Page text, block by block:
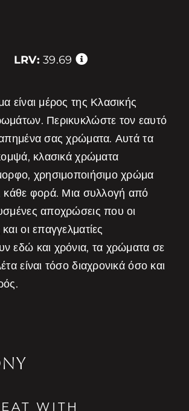
LRV: 39.69
είναι μέρος της Κλασικής
Περικυκλώστε τον εαυτό
σας χρώματα. Αυτά τα
κλασικά χρώματα
χρησιμοποιήσιμο χρώμα
κάθε φορά. Μια συλλογή από
αποχρώσεις που οι
οι επαγγελματίες
εδώ και χρόνια, τα χρώματα σε
είναι τόσο διαχρονικά όσο και
WITH